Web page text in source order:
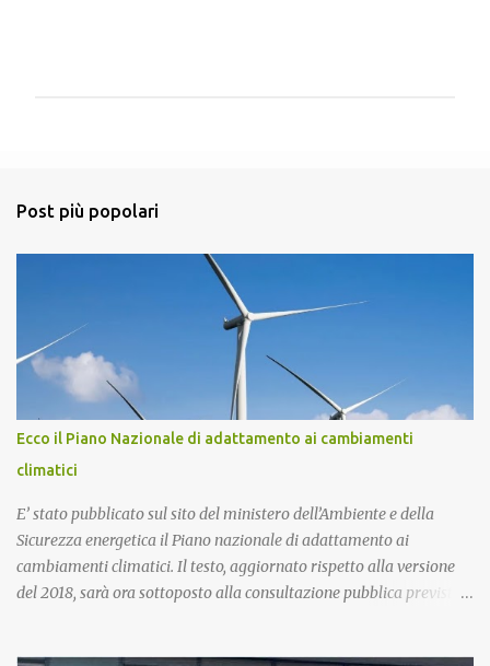
a
e
n
Post più popolari
Ecco il Piano Nazionale di adattamento ai cambiamenti
climatici
E’ stato pubblicato sul sito del ministero dell’Ambiente e della
Sicurezza energetica il Piano nazionale di adattamento ai
cambiamenti climatici. Il testo, aggiornato rispetto alla versione
del 2018, sarà ora sottoposto alla consultazione pubblica prevista